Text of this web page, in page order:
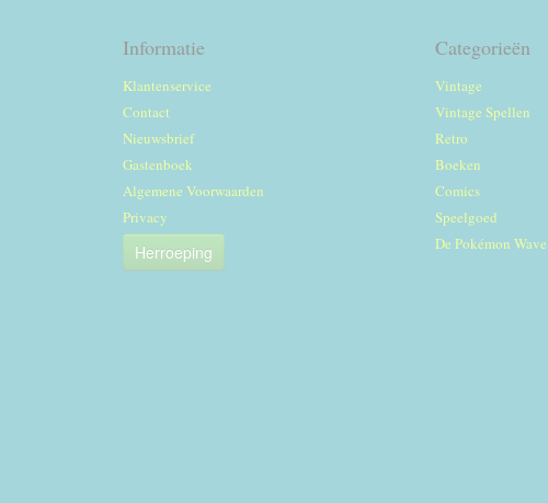
Informatie
Klantenservice
Contact
Nieuwsbrief
Gastenboek
Algemene Voorwaarden
Privacy
Herroeping
Categorieën
Vintage
Vintage Spellen
Retro
Boeken
Comics
Speelgoed
De Pokémon Wave